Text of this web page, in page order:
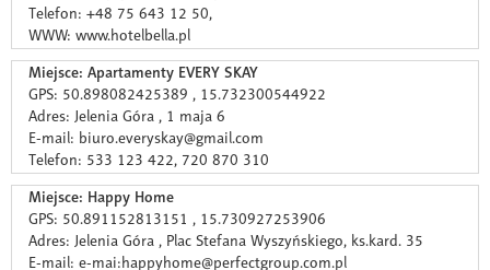
Telefon: +48 75 643 12 50,
WWW: www.hotelbella.pl
Miejsce: Apartamenty EVERY SKAY
GPS: 50.898082425389 , 15.732300544922
Adres: Jelenia Góra , 1 maja 6
E-mail: biuro.everyskay@gmail.com
Telefon: 533 123 422, 720 870 310
Miejsce: Happy Home
GPS: 50.891152813151 , 15.730927253906
Adres: Jelenia Góra , Plac Stefana Wyszyńskiego, ks.kard. 35
E-mail: e-mai:happyhome@perfectgroup.com.pl